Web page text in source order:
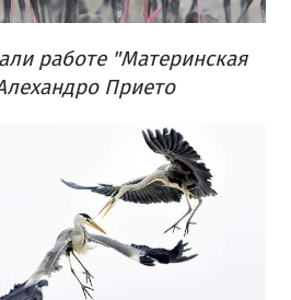
работе "Материнская
Прието